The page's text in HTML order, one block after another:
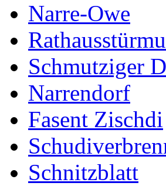
Narre-Owe
Schmutziger
Narrendorf
Fasent Zischdi
Schnitzblatt